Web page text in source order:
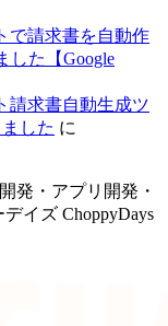
で請求書を自動作
した【Google
請求書自動生成ツ
した に
発・アプリ開発・
イズ ChoppyDays